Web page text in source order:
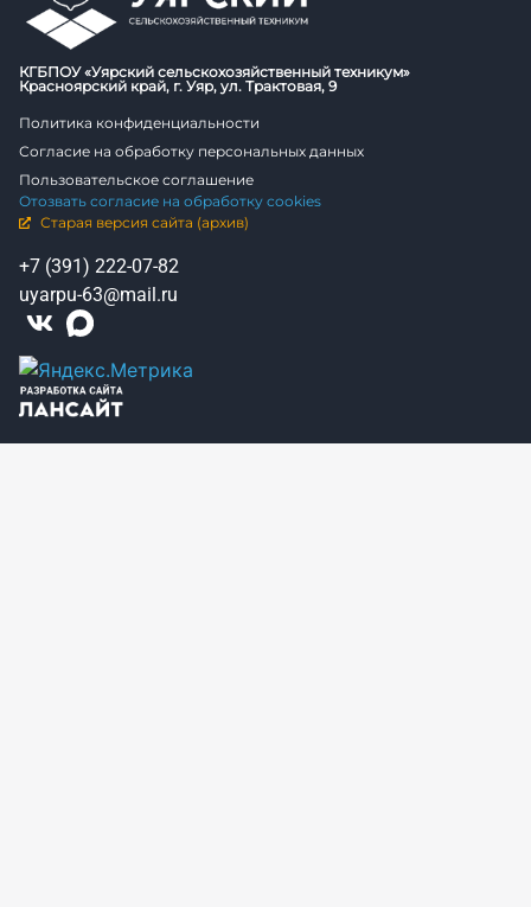
КГБПОУ «Уярский сельскохозяйственный техникум»
Красноярский край, г. Уяр, ул. Трактовая, 9
Политика конфиденциальности
Согласие на обработку персональных данных
Пользовательское соглашение
Отозвать согласие на обработку cookies
Старая версия сайта (архив)
+7 (391) 222-07-82
uyarpu-63@mail.ru